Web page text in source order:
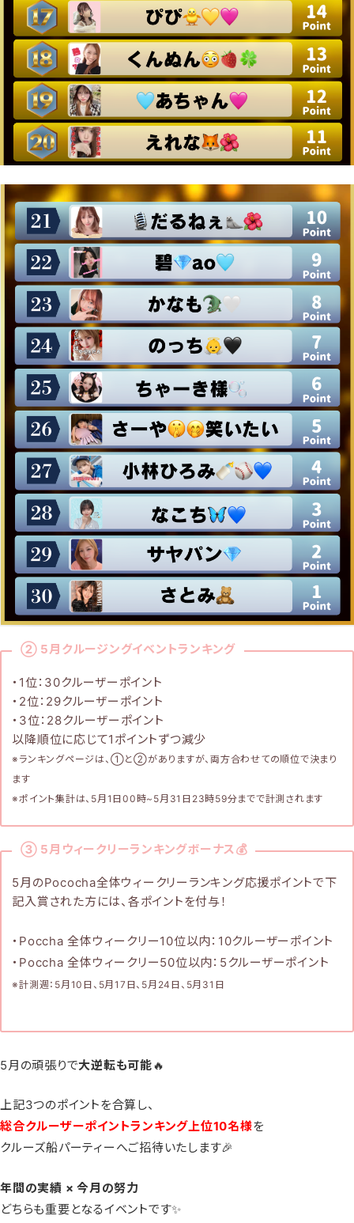
② 5月クルージングイベントランキング
・1位：30クルーザーポイント
・2位：29クルーザーポイント
・3位：28クルーザーポイント
以降順位に応じて1ポイントずつ減少
※ランキングページは、①と②がありますが、両方合わせての順位で決まり
ます
※ポイント集計は、5月1日00時~5月31日23時59分までで計測されます
③ 5月ウィークリーランキングボーナス💰
5月のPococha全体ウィークリーランキング応援ポイントで下
記入賞された方には、各ポイントを付与！
・Poccha 全体ウィークリー10位以内：10クルーザーポイント
・Poccha 全体ウィークリー50位以内：5クルーザーポイント
※計測週：5月10日、5月17日、5月24日、5月31日
5月の頑張りで大逆転も可能🔥
上記3つのポイントを合算し、
総合クルーザーポイントランキング上位10名様を
クルーズ船パーティーへご招待いたします🎉
年間の実績 × 今月の努力
どちらも重要となるイベントです✨